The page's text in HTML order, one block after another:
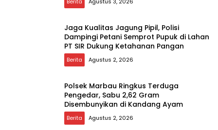
Berita Agustus 3, 2026
Jaga Kualitas Jagung Pipil, Polisi
Dampingi Petani Semprot Pupuk di Lahan
PT SIR Dukung Ketahanan Pangan
Berita Agustus 2, 2026
Polsek Marbau Ringkus Terduga
Pengedar, Sabu 2,62 Gram
Disembunyikan di Kandang Ayam
Berita Agustus 2, 2026